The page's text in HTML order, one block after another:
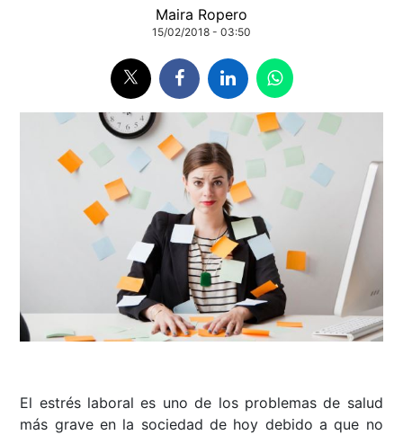
Maira Ropero
15/02/2018 - 03:50
El estrés laboral es uno de los problemas de salud
más grave en la sociedad de hoy debido a que no